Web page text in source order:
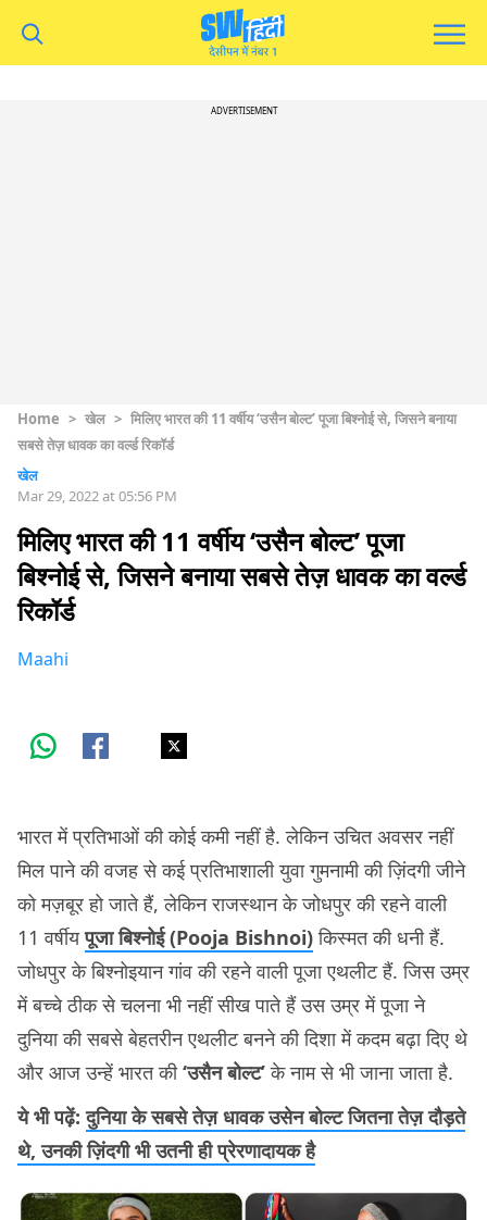
ADVERTISEMENT
Home > खेल > मिलिए भारत की 11 वर्षीय ‘उसैन बोल्ट’ पूजा बिश्नोई से, जिसने बनाया
सबसे तेज़ धावक का वर्ल्ड रिकॉर्ड
खेल
Mar 29, 2022 at 05:56 PM
मिलिए भारत की 11 वर्षीय ‘उसैन बोल्ट’ पूजा
बिश्नोई से, जिसने बनाया सबसे तेज़ धावक का वर्ल्ड
रिकॉर्ड
Maahi
भारत में प्रतिभाओं की कोई कमी नहीं है. लेकिन उचित अवसर नहीं
मिल पाने की वजह से कई प्रतिभाशाली युवा गुमनामी की ज़िंदगी जीने
को मज़बूर हो जाते हैं, लेकिन राजस्थान के जोधपुर की रहने वाली
11 वर्षीयपूजा बिश्नोई (Pooja Bishnoi) किस्मत की धनी हैं.
जोधपुर के बिश्नोइयान गांव की रहने वाली पूजा एथलीट हैं. जिस उम्र
में बच्चे ठीक से चलना भी नहीं सीख पाते हैं उस उम्र में पूजा ने
दुनिया की सबसे बेहतरीन एथलीट बनने की दिशा में कदम बढ़ा दिए थे
और आज उन्हें भारत की‘उसैन बोल्ट’के नाम से भी जाना जाता है.
ये भी पढ़ें:दुनिया के सबसे तेज़ धावक उसेन बोल्‍ट जितना तेज़ दौड़ते
थे, उनकी ज़िंदगी भी उतनी ही प्रेरणादायक है